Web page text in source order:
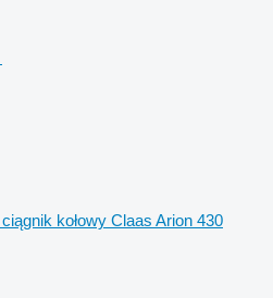
ciągnik kołowy Claas Arion 430